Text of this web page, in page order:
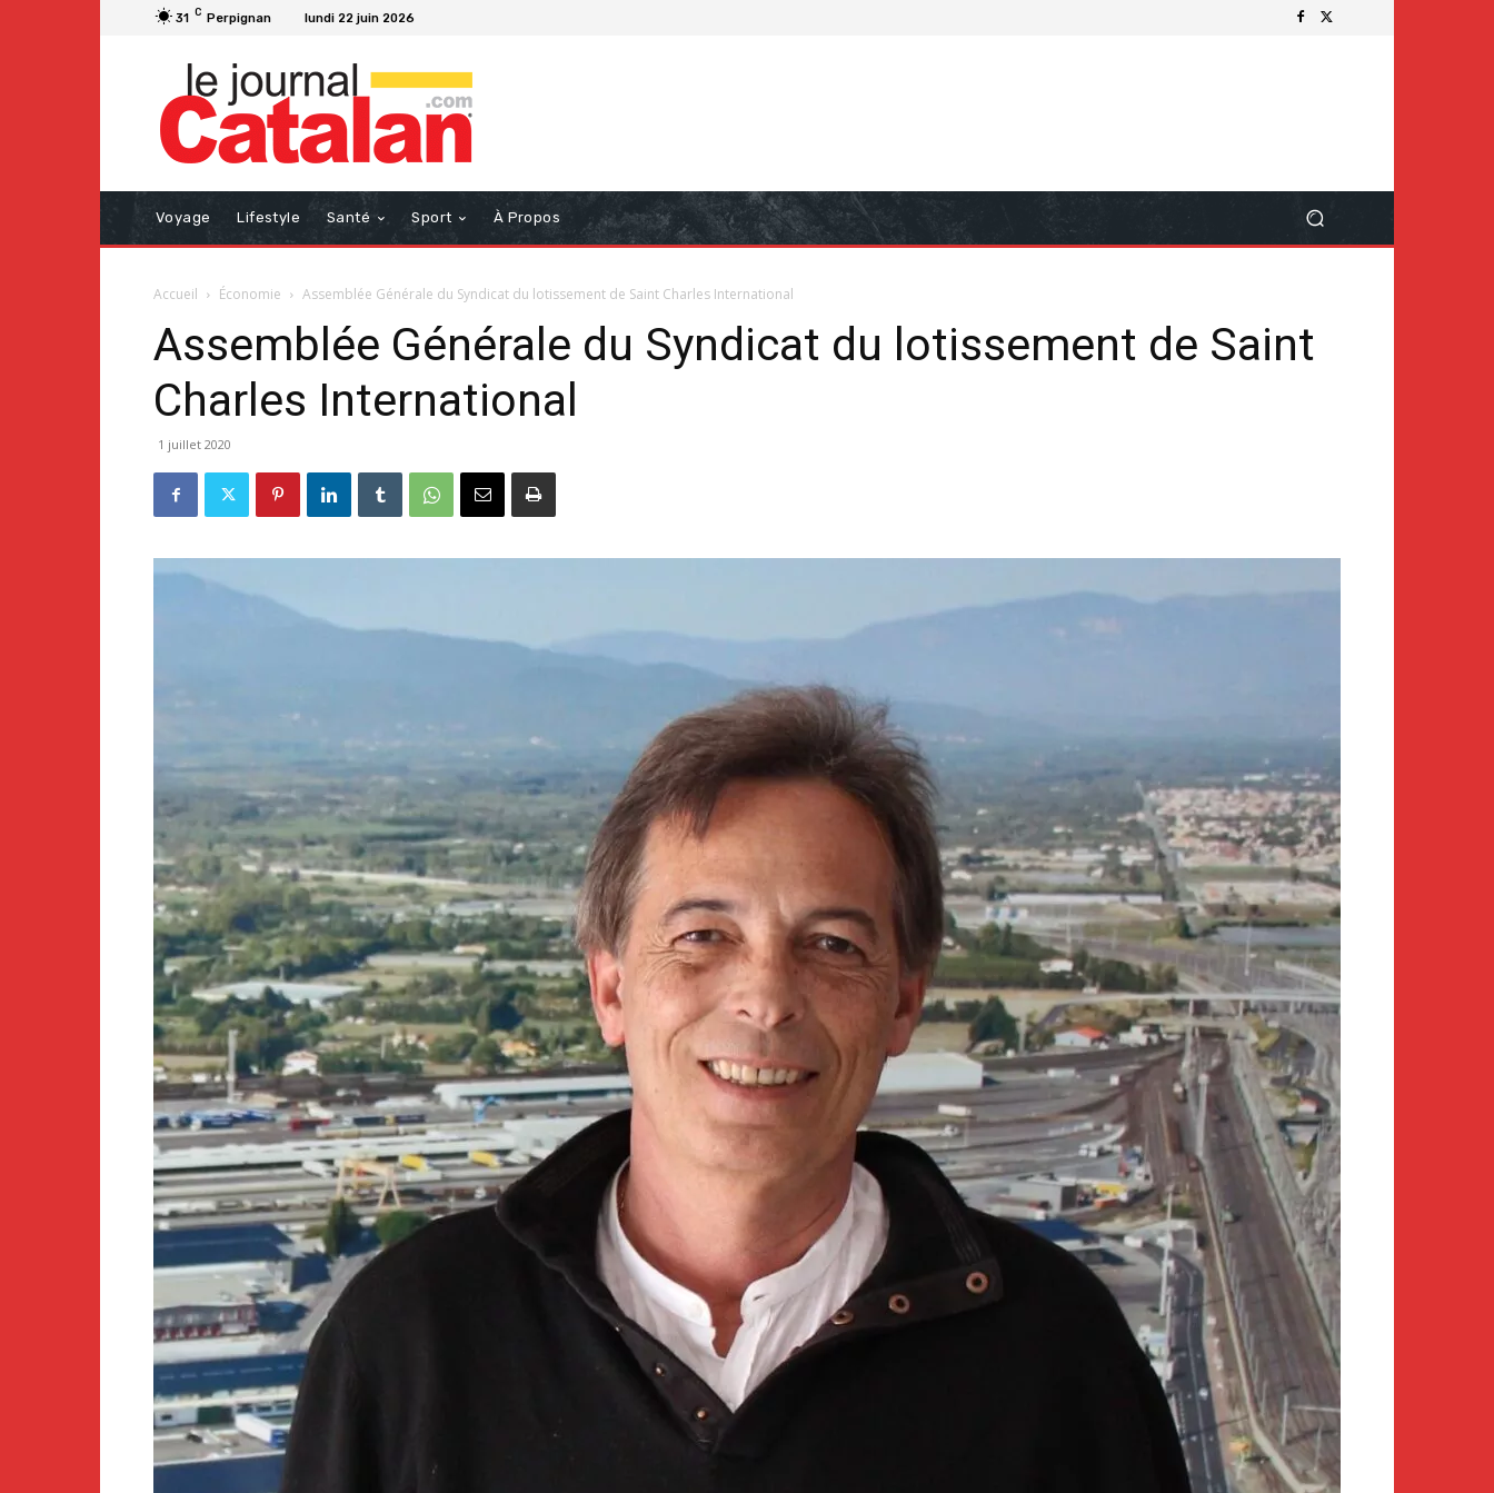
31 C Perpignan lundi 22 juin 2026
Voyage Lifestyle Santé Sport À Propos
Accueil Économie Assemblée Générale du Syndicat du lotissement de Saint Charles International
Assemblée Générale du Syndicat du lotissement de Saint
Charles International
1 juillet 2020